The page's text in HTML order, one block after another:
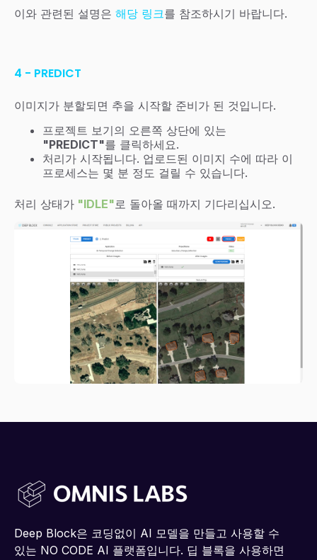
이와 관련된 설명은 해당 링크를 참조하시기 바랍니다.
4 - PREDICT
이미지가 분할되면 추을 시작할 준비가 된 것입니다.
프로젝트 보기의 오른쪽 상단에 있는
"PREDICT"를 클릭하세요.
처리가 시작됩니다. 업로드된 이미지 수에 따라 이
프로세스는 몇 분 정도 걸릴 수 있습니다.
처리 상태가 "IDLE" 로 돌아올 때까지 기다리십시오.
Deep Block은 코딩없이 AI 모델을 만들고 사용할 수
있는 NO CODE AI 플랫폼입니다. 딥 블록을 사용하면